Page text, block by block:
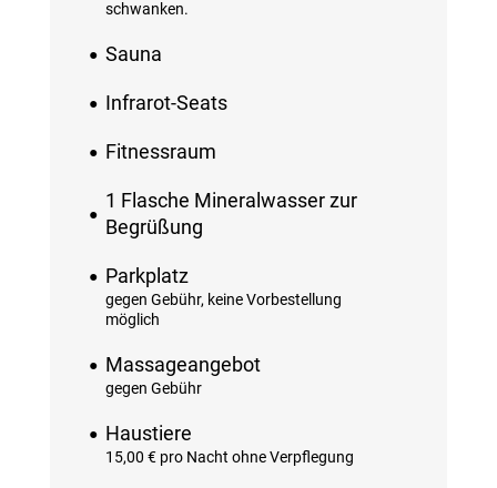
schwanken.
Sauna
Infrarot-Seats
Fitnessraum
1 Flasche Mineralwasser zur
Begrüßung
Parkplatz
gegen Gebühr, keine Vorbestellung
möglich
Massageangebot
gegen Gebühr
Haustiere
15,00 € pro Nacht ohne Verpflegung